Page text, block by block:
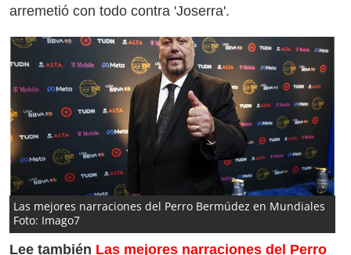
arremetió con todo contra 'Joserra'.
Las mejores narraciones del Perro Bermúdez en Mundiales
Foto: Imago7
Lee también Las mejores narraciones del Perro